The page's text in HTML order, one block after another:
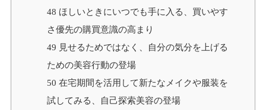
48 ほしいときにいつでも手に入る、買いやす
さ優先の購買意識の高まり
49 見せるためではなく、自分の気分を上げる
ための美容行動の登場
50 在宅期間を活用して新たなメイクや服装を
試してみる、自己探索美容の登場